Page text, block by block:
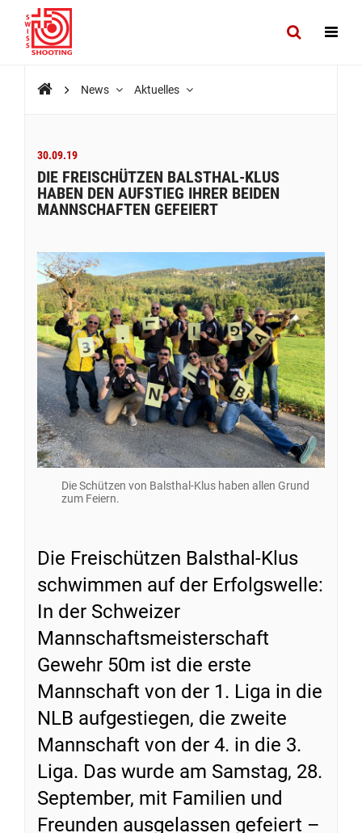
News Aktuelles
30.09.19
DIE FREISCHÜTZEN BALSTHAL-KLUS
HABEN DEN AUFSTIEG IHRER BEIDEN
MANNSCHAFTEN GEFEIERT
Die Schützen von Balsthal-Klus haben allen Grund
zum Feiern.
Die Freischützen Balsthal-Klus
schwimmen auf der Erfolgswelle:
In der Schweizer
Mannschaftsmeisterschaft
Gewehr 50m ist die erste
Mannschaft von der 1. Liga in die
NLB aufgestiegen, die zweite
Mannschaft von der 4. in die 3.
Liga. Das wurde am Samstag, 28.
September, mit Familien und
Freunden ausgelassen gefeiert –